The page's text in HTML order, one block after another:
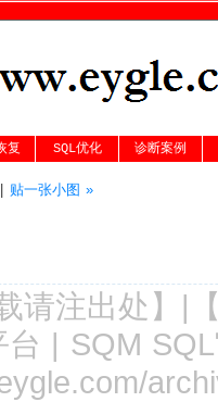
复 SQL优化 诊断案例
贴一张小图 »
请注出处 】|
台 | SQM